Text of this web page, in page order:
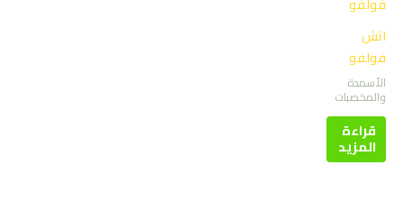
اتش
فولفو
الأسمدة
والمخصبات
قراءة
المزيد